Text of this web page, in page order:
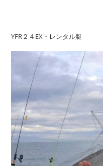
YFR２４EX・レンタル艇